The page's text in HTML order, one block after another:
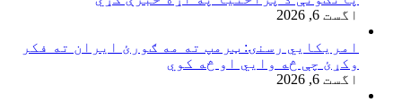
اگست 6, 2026
امریکایي رسنۍ: ټرمپ ته مه ګورئ ایران ته فکر
وکړئ چې څه وایي او څه کوي
اگست 6, 2026